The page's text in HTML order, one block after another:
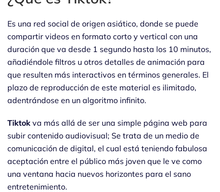
Es una red social de origen asiático, donde se puede
compartir videos en formato corto y vertical con una
duración que va desde 1 segundo hasta los 10 minutos,
añadiéndole filtros u otros detalles de animación para
que resulten más interactivos en términos generales. El
plazo de reproducción de este material es ilimitado,
adentrándose en un algoritmo infinito.
Tiktok va más allá de ser una simple página web para
subir contenido audiovisual; Se trata de un medio de
comunicación de digital, el cual está teniendo fabulosa
aceptación entre el público más joven que le ve como
una ventana hacia nuevos horizontes para el sano
entretenimiento.